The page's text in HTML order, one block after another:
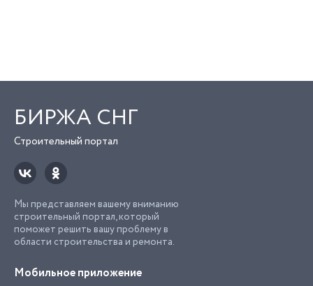
БИРЖА СНГ
Строительный портал
Мы представляем вашему вниманию
строительный портал, который
поможет решить вашу проблему в
области строительства и ремонта.
Мобильное приложение